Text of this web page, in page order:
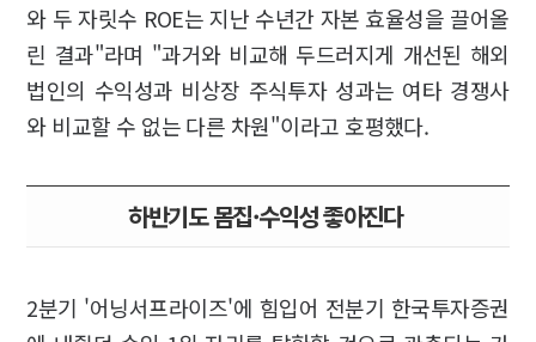
와 두 자릿수 ROE는 지난 수년간 자본 효율성을 끌어올
린 결과"라며 "과거와 비교해 두드러지게 개선된 해외
법인의 수익성과 비상장 주식투자 성과는 여타 경쟁사
와 비교할 수 없는 다른 차원"이라고 호평했다.
하반기도 몸집·수익성 좋아진다
2분기 '어닝서프라이즈'에 힘입어 전분기 한국투자증권